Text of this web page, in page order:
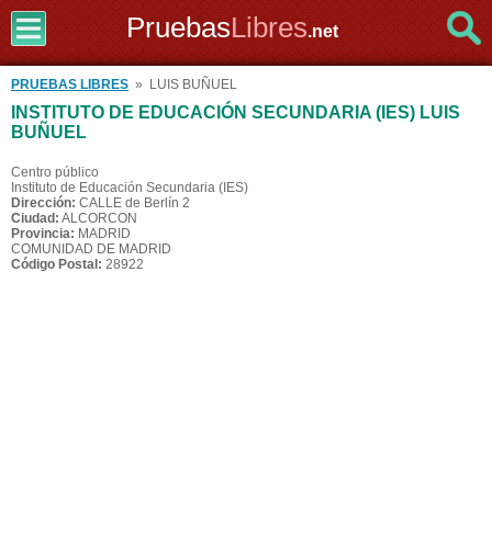
PruebasLibres.net
PRUEBAS LIBRES » LUIS BUÑUEL
INSTITUTO DE EDUCACIÓN SECUNDARIA (IES) LUIS
BUÑUEL
Centro público
Instituto de Educación Secundaria (IES)
Dirección: CALLE de Berlín 2
Ciudad: ALCORCON
Provincia: MADRID
COMUNIDAD DE MADRID
Código Postal: 28922